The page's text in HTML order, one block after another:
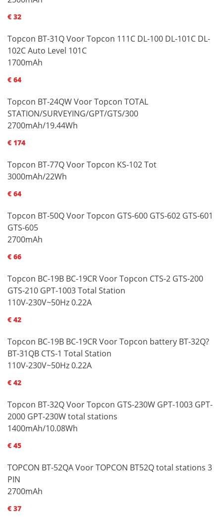
€ 32
Topcon BT-31Q Voor Topcon 111C DL-100 DL-101C DL-
102C Auto Level 101C
1700mAh
€ 64
Topcon BT-24QW Voor Topcon TOTAL
STATION/SURVEYING/GPT/GTS/300
2700mAh/19.44Wh
€ 174
Topcon BT-77Q Voor Topcon KS-102 Tot
3000mAh/22Wh
€ 64
Topcon BT-50Q Voor Topcon GTS-600 GTS-602 GTS-601
GTS-605
2700mAh
€ 66
Topcon BC-19B BC-19CR Voor Topcon CTS-2 GTS-200
GTS-210 GPT-1003 Total Station
110V-230V~50Hz 0.22A
€ 42
Topcon BC-19B BC-19CR Voor Topcon battery BT-32Q?
BT-31QB CTS-1 Total Station
110V-230V~50Hz 0.22A
€ 42
Topcon BT-32Q Voor Topcon GTS-230W GPT-1003 GPT-
2000 GPT-230W total stations
1400mAh/10.08Wh
€ 45
TOPCON BT-52QA Voor TOPCON BT52Q total stations 3
PIN
2700mAh
€ 37